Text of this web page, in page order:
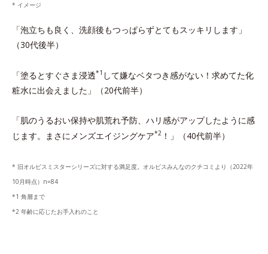
* イメージ
「泡立ちも良く、洗顔後もつっぱらずとてもスッキリします」
（30代後半）
「塗るとすぐさま浸透*1 して嫌なベタつき感がない！求めてた化
粧水に出会えました」（20代前半）
「肌のうるおい保持や肌荒れ予防、ハリ感がアップしたように感
じます。まさにメンズエイジングケア*2 ！」（40代前半）
* 旧オルビスミスターシリーズに対する満足度。オルビスみんなのクチコミより（2022年
10月時点）n=84
*1 角層まで
*2 年齢に応じたお手入れのこと